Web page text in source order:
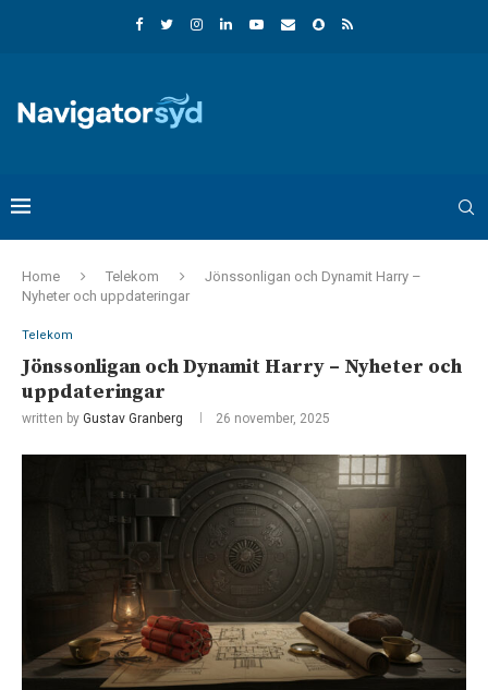
Home Telekom
Jönssonligan och Dynamit Harry –
Nyheter och uppdateringar
Telekom
Jönssonligan och Dynamit Harry – Nyheter och
uppdateringar
written by Gustav Granberg 26 november, 2025